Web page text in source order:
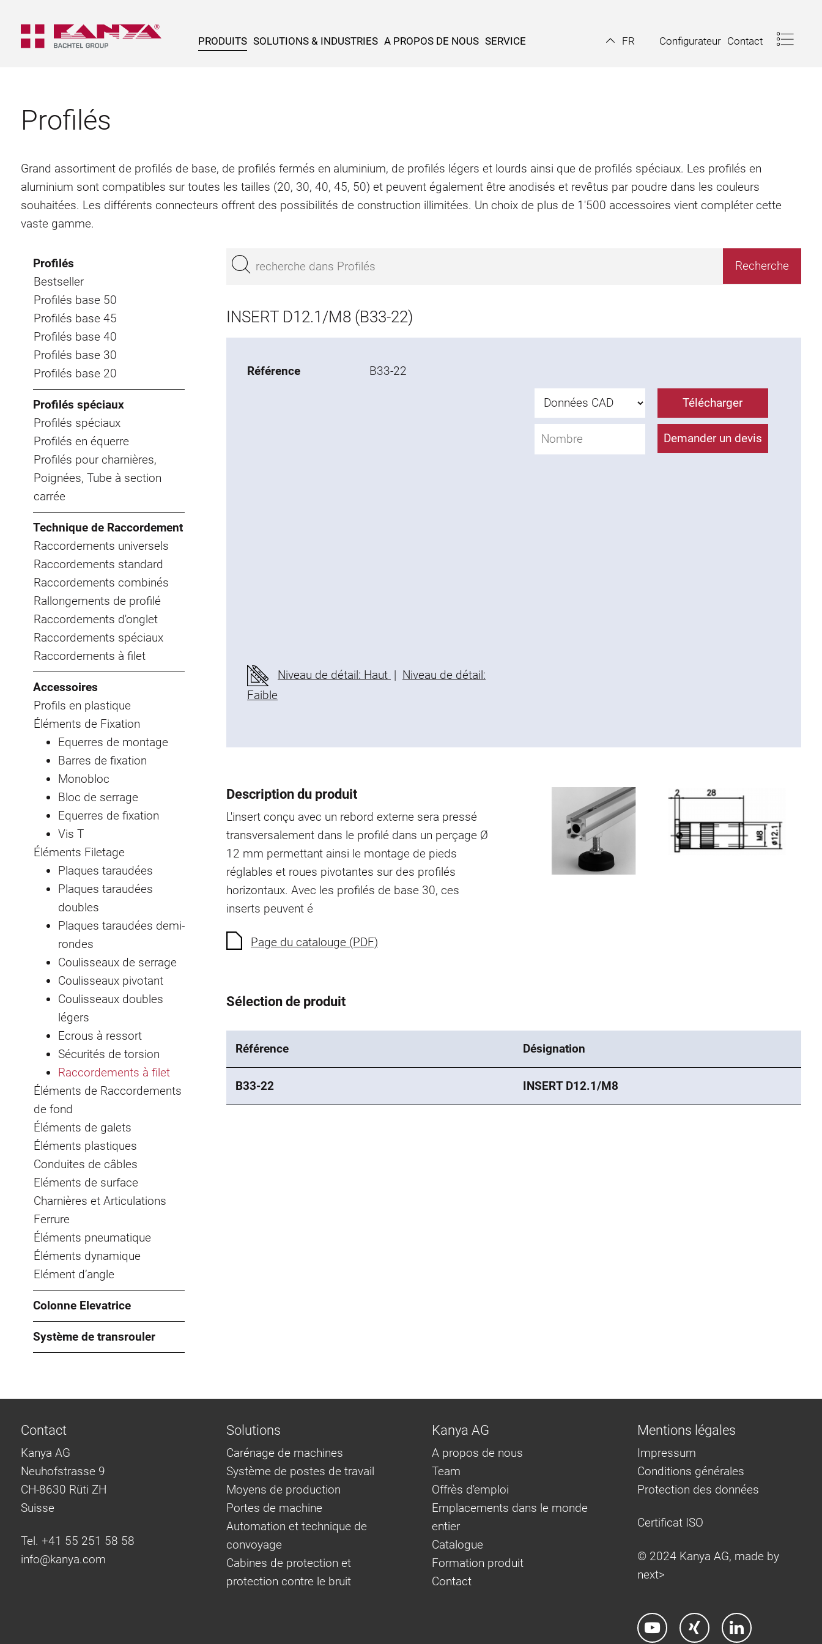
PRODUITS SOLUTIONS & INDUSTRIES A PROPOS DE NOUS SERVICE FR Configurateur Contact
Profilés
Grand assortiment de profilés de base, de profilés fermés en aluminium, de profilés légers et lourds ainsi que de profilés spéciaux. Les profilés en
aluminium sont compatibles sur toutes les tailles (20, 30, 40, 45, 50) et peuvent également être anodisés et revêtus par poudre dans les couleurs
souhaitées. Les différents connecteurs offrent des possibilités de construction illimitées. Un choix de plus de 1'500 accessoires vient compléter cette
vaste gamme.
Profilés
Bestseller
Profilés base 50
Profilés base 45
Profilés base 40
Profilés base 30
Profilés base 20
Profilés spéciaux
Profilés spéciaux
Profilés en équerre
Profilés pour charnières,
Poignées, Tube à section
carrée
Technique de Raccordement
Raccordements universels
Raccordements standard
Raccordements combinés
Rallongements de profilé
Raccordements d'onglet
Raccordements spéciaux
Raccordements à filet
Accessoires
Profils en plastique
Éléments de Fixation
Equerres de montage
Barres de fixation
Monobloc
Bloc de serrage
Equerres de fixation
Vis T
Éléments Filetage
Plaques taraudées
Plaques taraudées
doubles
Plaques taraudées demi-
rondes
Coulisseaux de serrage
Coulisseaux pivotant
Coulisseaux doubles
légers
Ecrous à ressort
Sécurités de torsion
Raccordements à filet
Éléments de Raccordements
de fond
Éléments de galets
Éléments plastiques
Conduites de câbles
Eléments de surface
Charnières et Articulations
Ferrure
Éléments pneumatique
Éléments dynamique
Elément d’angle
Colonne Elevatrice
Système de transrouler
INSERT D12.1/M8 (B33-22)
Référence B33-22
Niveau de détail: Haut | Niveau de détail:
Faible
Télécharger
Demander un devis
Description du produit
L'insert conçu avec un rebord externe sera pressé
transversalement dans le profilé dans un perçage Ø
12 mm permettant ainsi le montage de pieds
réglables et roues pivotantes sur des profilés
horizontaux. Avec les profilés de base 30, ces
inserts peuvent é
Page du catalouge (PDF)
Sélection de produit
Référence Désignation
B33-22 INSERT D12.1/M8
Contact
Kanya AG
Neuhofstrasse 9
CH-8630 Rüti ZH
Suisse
Tel. +41 55 251 58 58
info@kanya.com
Solutions
Carénage de machines
Système de postes de travail
Moyens de production
Portes de machine
Automation et technique de
convoyage
Cabines de protection et
protection contre le bruit
Kanya AG
A propos de nous
Team
Offrès d'emploi
Emplacements dans le monde
entier
Catalogue
Formation produit
Contact
Mentions légales
Impressum
Conditions générales
Protection des données
Certificat ISO
© 2024 Kanya AG, made by
next>